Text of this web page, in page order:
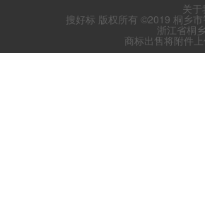
关
搜好标 版权所有 ©2019 桐乡
浙江省桐
商标出售将附件